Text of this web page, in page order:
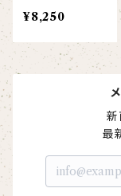
【custom_point】
【face_point】
【resort】
【Amazing player】
【EVENT ※期間限定商
ダンボールニットTシ
カーディガン
いセット（こども
5枚/両面プリン
ト）
¥8,250
新
最